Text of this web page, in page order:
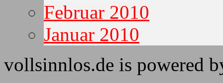
Februar 2010
Januar 2010
vollsinnlos.de is powered